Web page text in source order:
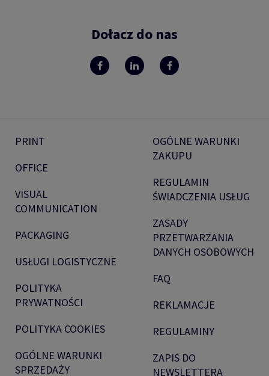
Dołacz do nas
PRINT
OFFICE
VISUAL
COMMUNICATION
PACKAGING
USŁUGI LOGISTYCZNE
POLITYKA
PRYWATNOŚCI
POLITYKA COOKIES
OGÓLNE WARUNKI
SPRZEDAŻY
OGÓLNE WARUNKI
ZAKUPU
REGULAMIN
ŚWIADCZENIA USŁUG
ZASADY
PRZETWARZANIA
DANYCH OSOBOWYCH
FAQ
REKLAMACJE
REGULAMINY
ZAPIS DO
NEWSLETTERA